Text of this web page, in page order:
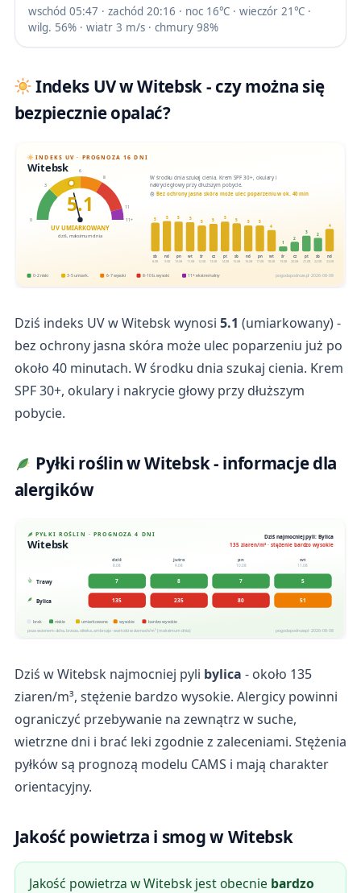
wschód 05:47 · zachód 20:16 · noc 16℃ · wieczór 21℃ ·
wilg. 56% · wiatr 3 m/s · chmury 98%
Indeks UV w Witebsk - czy można się
bezpiecznie opalać?
INDEKS UV · PROGNOZA 16 DNI
Witebsk
0
3
6
8
11
11+
5.1
UV UMIARKOWANY
dziś, maksimum dnia
W środku dnia szukaj cienia. Krem SPF 30+, okulary i
nakrycie głowy przy dłuższym pobycie.
Bez ochrony jasna skóra może ulec poparzeniu w ok. 40 min
5
sb
8.08
5
nd
9.08
5
pn
10.08
5
wt
11.08
5
śr
12.08
5
cz
13.08
5
pt
14.08
5
sb
15.08
5
nd
16.08
5
pn
17.08
4
wt
18.08
1
śr
19.08
2
cz
20.08
3
pt
21.08
2
sb
22.08
4
nd
23.08
0-2 niski 3-5 umiark. 6-7 wysoki 8-10 b. wysoki 11+ ekstremalny pogodapodroze.pl · 2026-08-08
Dziś indeks UV w Witebsk wynosi 5.1 (umiarkowany) -
bez ochrony jasna skóra może ulec poparzeniu już po
około 40 minutach. W środku dnia szukaj cienia. Krem
SPF 30+, okulary i nakrycie głowy przy dłuższym
pobycie.
Pyłki roślin w Witebsk - informacje dla
alergików
PYŁKI ROŚLIN · PROGNOZA 4 DNI
Witebsk
Dziś najmocniej pyli: Bylica
135 ziaren/m³ · stężenie bardzo wysokie
dziś
8.08
jutro
9.08
pn
10.08
wt
11.08
Trawy 7 8 7 5
Bylica 135 235 80 51
brak niskie umiarkowane wysokie
bardzo wysokie
poza sezonem: olcha, brzoza, oliwka, ambrozja · wartości w ziarnach/m³ (maksimum dnia)
pogodapodroze.pl · 2026-08-08
Dziś w Witebsk najmocniej pyli bylica - około 135
ziaren/m³, stężenie bardzo wysokie. Alergicy powinni
ograniczyć przebywanie na zewnątrz w suche,
wietrzne dni i brać leki zgodnie z zaleceniami. Stężenia
pyłków są prognozą modelu CAMS i mają charakter
orientacyjny.
Jakość powietrza i smog w Witebsk
Jakość powietrza w Witebsk jest obecnie bardzo